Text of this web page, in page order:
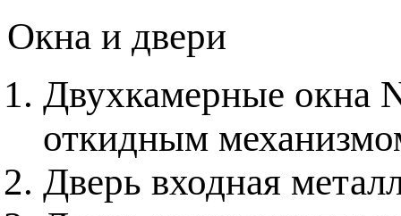
Окна и двери
Двухкамерные окна
откидным
Дверь входная